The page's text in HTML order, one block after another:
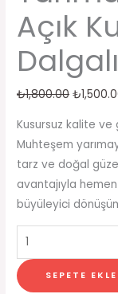
Açık
₺1,800.00 ₺
Kusursuz kalite ve
Muhteşem
tarz ve doğal
avantajıyla
büyüleyici
SEPETE EKLE